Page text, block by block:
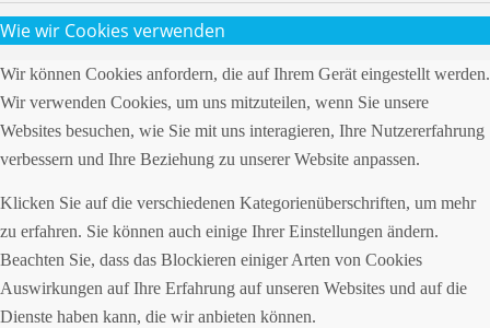
Wie wir Cookies verwenden
Wir können Cookies anfordern, die auf Ihrem Gerät eingestellt werden.
Wir verwenden Cookies, um uns mitzuteilen, wenn Sie unsere
Websites besuchen, wie Sie mit uns interagieren, Ihre Nutzererfahrung
verbessern und Ihre Beziehung zu unserer Website anpassen.
Klicken Sie auf die verschiedenen Kategorienüberschriften, um mehr
zu erfahren. Sie können auch einige Ihrer Einstellungen ändern.
Beachten Sie, dass das Blockieren einiger Arten von Cookies
Auswirkungen auf Ihre Erfahrung auf unseren Websites und auf die
Dienste haben kann, die wir anbieten können.